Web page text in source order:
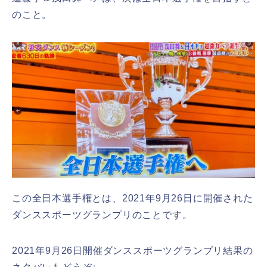
のこと。
この全日本選手権とは、2021年9月26日に開催された
ダンススポーツグランプリのことです。
2021年9月26日開催ダンススポーツグランプリ結果の